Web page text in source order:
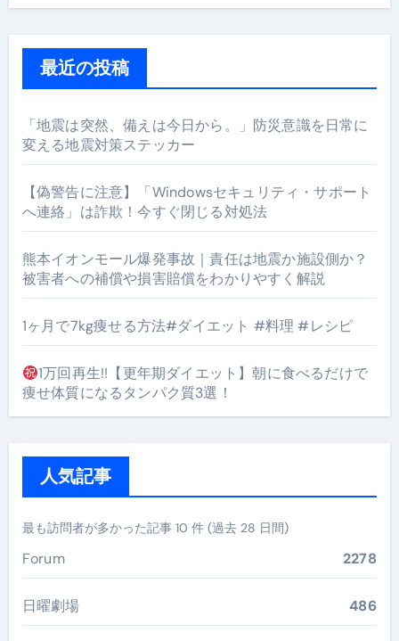
最近の投稿
「地震は突然、備えは今日から。」防災意識を日常に
変える地震対策ステッカー
【偽警告に注意】「Windowsセキュリティ・サポート
へ連絡」は詐欺！今すぐ閉じる対処法
熊本イオンモール爆発事故｜責任は地震か施設側か？
被害者への補償や損害賠償をわかりやすく解説
1ヶ月で7kg痩せる方法#ダイエット #料理 #レシピ
1万回再生!!【更年期ダイエット】朝に食べるだけで
痩せ体質になるタンパク質3選！
人気記事
最も訪問者が多かった記事 10 件 (過去 28 日間)
Forum 2278
日曜劇場 486